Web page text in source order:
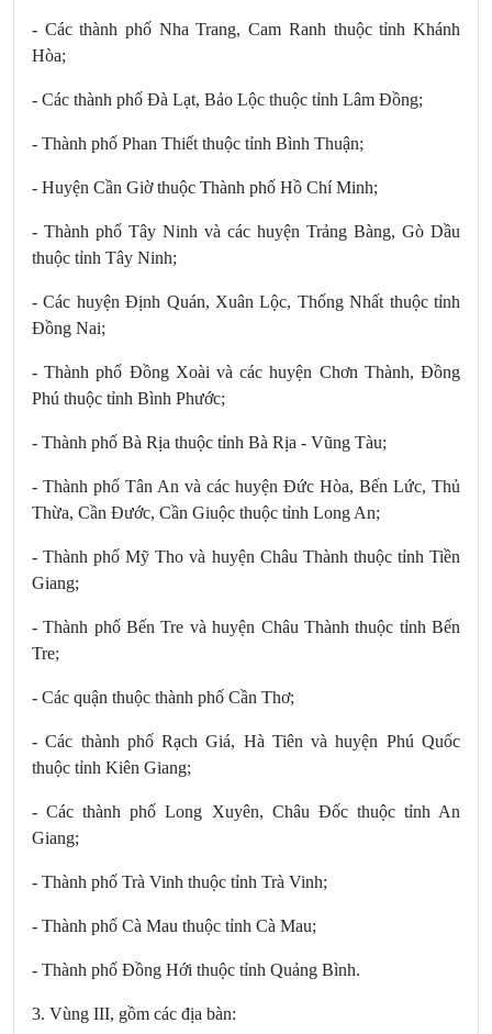
- Các thành phố Nha Trang, Cam Ranh thuộc tỉnh Khánh
Hòa;
- Các thành phố Đà Lạt, Bảo Lộc thuộc tỉnh Lâm Đồng;
- Thành phố Phan Thiết thuộc tỉnh Bình Thuận;
- Huyện Cần Giờ thuộc Thành phố Hồ Chí Minh;
- Thành phố Tây Ninh và các huyện Trảng Bàng, Gò Dầu
thuộc tỉnh Tây Ninh;
- Các huyện Định Quán, Xuân Lộc, Thống Nhất thuộc tỉnh
Đồng Nai;
- Thành phố Đồng Xoài và các huyện Chơn Thành, Đồng
Phú thuộc tỉnh Bình Phước;
- Thành phố Bà Rịa thuộc tỉnh Bà Rịa - Vũng Tàu;
- Thành phố Tân An và các huyện Đức Hòa, Bến Lức, Thủ
Thừa, Cần Đước, Cần Giuộc thuộc tỉnh Long An;
- Thành phố Mỹ Tho và huyện Châu Thành thuộc tỉnh Tiền
Giang;
- Thành phố Bến Tre và huyện Châu Thành thuộc tỉnh Bến
Tre;
- Các quận thuộc thành phố Cần Thơ;
- Các thành phố Rạch Giá, Hà Tiên và huyện Phú Quốc
thuộc tỉnh Kiên Giang;
- Các thành phố Long Xuyên, Châu Đốc thuộc tỉnh An
Giang;
- Thành phố Trà Vinh thuộc tỉnh Trà Vinh;
- Thành phố Cà Mau thuộc tỉnh Cà Mau;
- Thành phố Đồng Hới thuộc tỉnh Quảng Bình.
3. Vùng III, gồm các địa bàn: